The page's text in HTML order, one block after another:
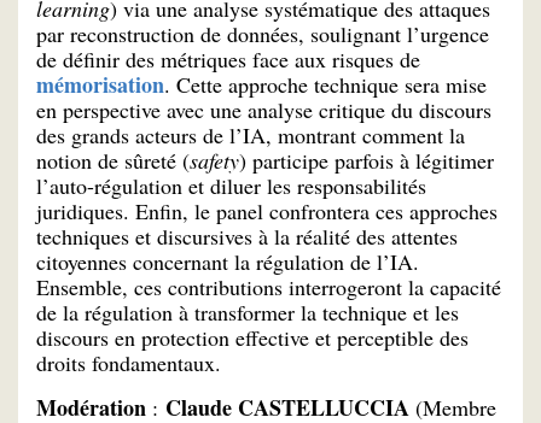
learning) via une analyse systématique des attaques
par reconstruction de données, soulignant l’urgence
de définir des métriques face aux risques de
mémorisation. Cette approche technique sera mise
en perspective avec une analyse critique du discours
des grands acteurs de l’IA, montrant comment la
notion de sûreté (safety) participe parfois à légitimer
l’auto-régulation et diluer les responsabilités
juridiques. Enfin, le panel confrontera ces approches
techniques et discursives à la réalité des attentes
citoyennes concernant la régulation de l’IA.
Ensemble, ces contributions interrogeront la capacité
de la régulation à transformer la technique et les
discours en protection effective et perceptible des
droits fondamentaux.
Modération : Claude CASTELLUCCIA (Membre